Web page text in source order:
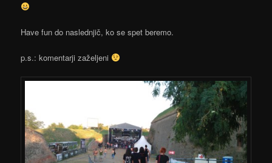
Have fun do naslednjič, ko se spet beremo.
p.s.: komentarji zaželjeni